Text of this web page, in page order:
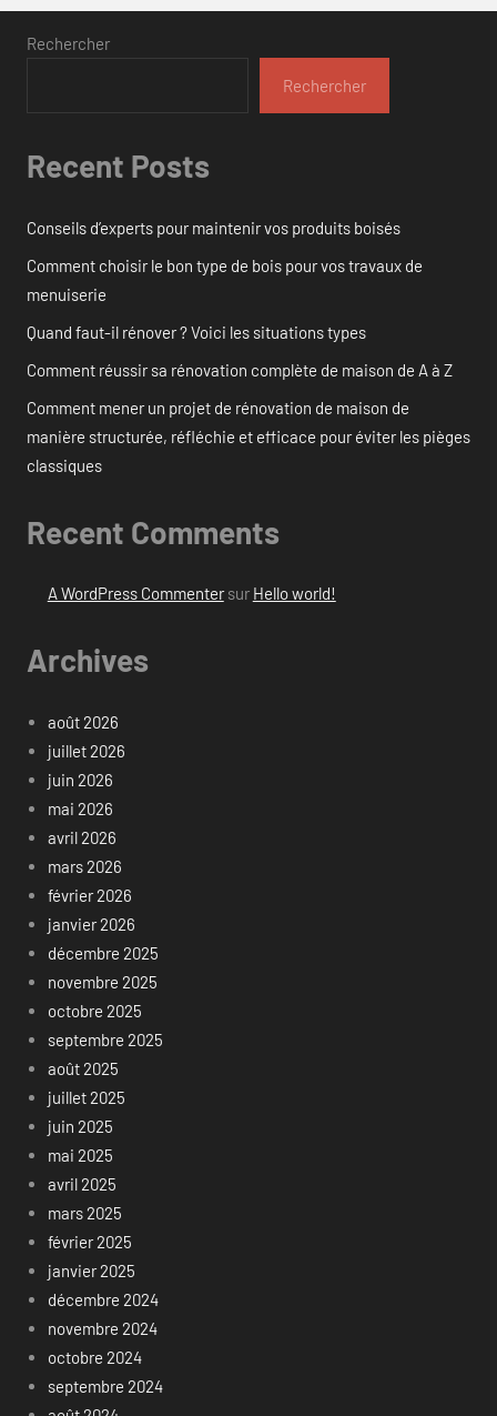
Rechercher
Rechercher
Recent Posts
Conseils d’experts pour maintenir vos produits boisés
Comment choisir le bon type de bois pour vos travaux de
menuiserie
Quand faut-il rénover ? Voici les situations types
Comment réussir sa rénovation complète de maison de A à Z
Comment mener un projet de rénovation de maison de
manière structurée, réfléchie et efficace pour éviter les pièges
classiques
Recent Comments
A WordPress Commentersur Hello world!
Archives
août 2026
juillet 2026
juin 2026
mai 2026
avril 2026
mars 2026
février 2026
janvier 2026
décembre 2025
novembre 2025
octobre 2025
septembre 2025
août 2025
juillet 2025
juin 2025
mai 2025
avril 2025
mars 2025
février 2025
janvier 2025
décembre 2024
novembre 2024
octobre 2024
septembre 2024